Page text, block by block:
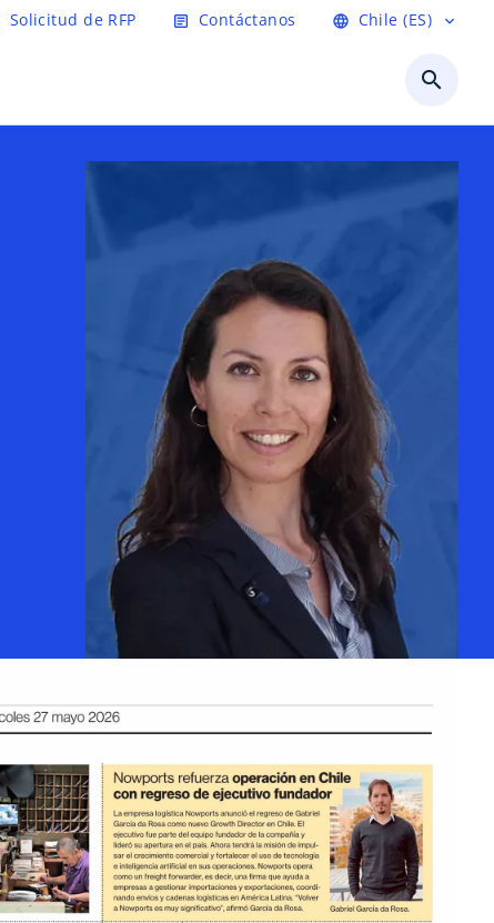
Solicitud de RFP article Contáctanos language Chile (ES) expand_more
search